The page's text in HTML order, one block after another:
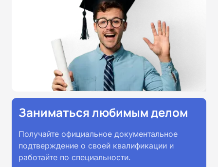
Заниматься любимым делом
Получайте официальное документальное
подтверждение о своей квалификации и
работайте по специальности.